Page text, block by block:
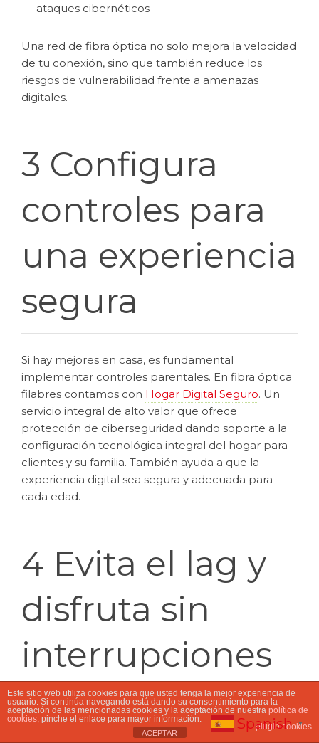
ataques cibernéticos
Una red de fibra óptica no solo mejora la velocidad
de tu conexión, sino que también reduce los
riesgos de vulnerabilidad frente a amenazas
digitales.
3 Configura
controles para
una experiencia
segura
Si hay mejores en casa, es fundamental
implementar controles parentales. En fibra óptica
filabres contamos con Hogar Digital Seguro. Un
servicio integral de alto valor que ofrece
protección de ciberseguridad dando soporte a la
configuración tecnológica integral del hogar para
clientes y su familia. También ayuda a que la
experiencia digital sea segura y adecuada para
cada edad.
4 Evita el lag y
disfruta sin
interrupciones
Nada arruina más una partida online que una
conexión lenta. Elige Fibra Óptica Filabres y gana
Este sitio web utiliza cookies para que usted tenga la mejor experiencia de
usuario. Si continúa navegando está dando su consentimiento para la
aceptación de las mencionadas cookies y la aceptación de nuestra política de
cookies, pinche el enlace para mayor información.
plugin cookies
ACEPTAR
Spanish ▼